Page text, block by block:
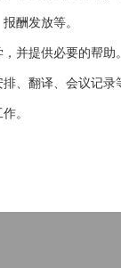
酬发放等。
并提供必要的帮助。
、翻译、会议记录
。